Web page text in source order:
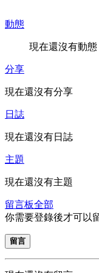
動態
現在還沒有動態
分享
現在還沒有分享
日誌
現在還沒有日誌
主題
現在還沒有主題
留言板全部
你需要登錄後才可以
留言